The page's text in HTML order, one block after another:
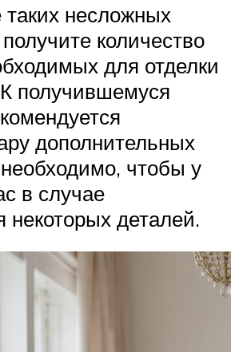
таких несложных
количество
для отделки
получившемуся
дополнительных
чтобы у
в случае
некоторых деталей.